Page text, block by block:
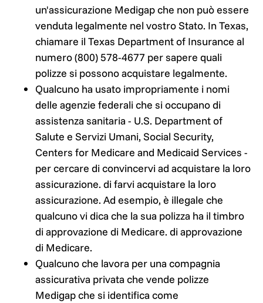
un'assicurazione Medigap che non può essere
venduta legalmente nel vostro Stato. In Texas,
chiamare il Texas Department of Insurance al
numero (800) 578-4677 per sapere quali
polizze si possono acquistare legalmente.
Qualcuno ha usato impropriamente i nomi
delle agenzie federali che si occupano di
assistenza sanitaria - U.S. Department of
Salute e Servizi Umani, Social Security,
Centers for Medicare and Medicaid Services -
per cercare di convincervi ad acquistare la loro
assicurazione. di farvi acquistare la loro
assicurazione. Ad esempio, è illegale che
qualcuno vi dica che la sua polizza ha il timbro
di approvazione di Medicare. di approvazione
di Medicare.
Qualcuno che lavora per una compagnia
assicurativa privata che vende polizze
Medigap che si identifica come